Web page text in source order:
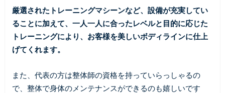
厳選されたトレーニングマシーンなど、設備が充実してい
ることに加えて、一人一人に合ったレベルと目的に応じた
トレーニングにより、お客様を美しいボディラインに仕上
げてくれます。
また、代表の方は整体師の資格を持っていらっしゃるの
で、整体で身体のメンテナンスができるのも嬉しいです